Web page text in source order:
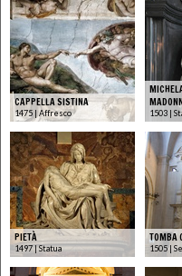
CAPPELLA SISTINA
1475 | Affresco 1503 |
PIETÀ
1497 | Statua
TOMBA
1505 |